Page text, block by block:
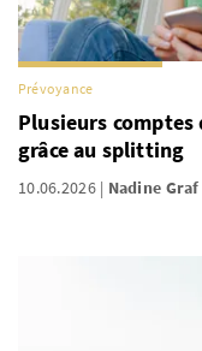
Prévoyance
Plusieurs
grâce au splitting
10.06.2026 Nadine Graf